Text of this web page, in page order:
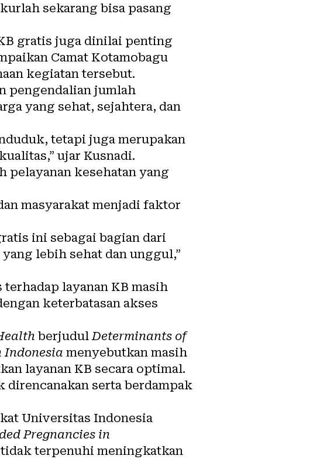
sekarang bisa pasang
gratis juga dinilai penting
Camat Kotamobagu
kegiatan tersebut.
pengendalian jumlah
yang sehat, sejahtera, dan
tetapi juga merupakan
ujar Kusnadi.
pelayanan kesehatan yang
masyarakat menjadi faktor
ini sebagai bagian dari
lebih sehat dan unggul,”
layanan KB masih
keterbatasan akses
berjudul Determinants of
Indonesia menyebutkan masih
layanan KB secara optimal.
serta berdampak
Universitas Indonesia
Pregnancies in
terpenuhi meningkatkan